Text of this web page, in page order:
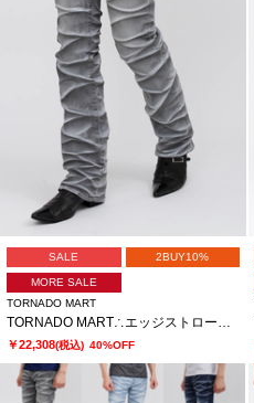
SALE 2BUY10%
MORE SALE
TORNADO MART
TORNADO MART∴エッジストロークシューカットデニム
￥22,308(税込) 40%OFF